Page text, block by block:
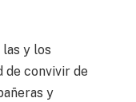
y los
convivir de
y